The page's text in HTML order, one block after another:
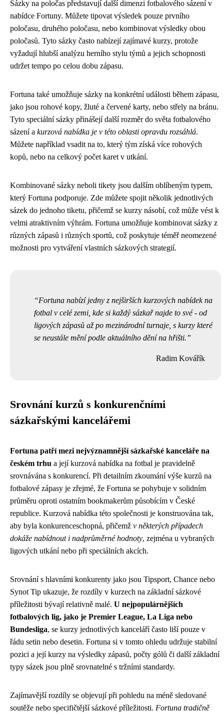
Sázky na poločas představují další dimenzi fotbalového sázení v
nabídce Fortuny. Můžete tipovat výsledek pouze prvního
poločasu, druhého poločasu, nebo kombinovat výsledky obou
poločasů. Tyto sázky často nabízejí zajímavé kurzy, protože
vyžadují hlubší analýzu herního stylu týmů a jejich schopnosti
udržet tempo po celou dobu zápasu.
Fortuna také umožňuje sázky na konkrétní události během zápasu,
jako jsou rohové kopy, žluté a červené karty, nebo střely na bránu.
Tyto speciální sázky přinášejí další rozměr do světa fotbalového
sázení a kurzová nabídka je v této oblasti opravdu rozsáhlá.
Můžete například vsadit na to, který tým získá více rohových
kopů, nebo na celkový počet karet v utkání.
Kombinované sázky neboli tikety jsou dalším oblíbeným typem,
který Fortuna podporuje. Zde můžete spojit několik jednotlivých
sázek do jednoho tiketu, přičemž se kurzy násobí, což může vést k
velmi atraktivním výhrám. Fortuna umožňuje kombinovat sázky z
různých zápasů i různých sportů, což poskytuje téměř neomezené
možnosti pro vytváření vlastních sázkových strategií.
Fortuna nabízí jedny z nejširších kurzových nabídek na
fotbal v celé zemi, kde si každý sázkař najde to své - od
ligových zápasů až po mezinárodní turnaje, s kurzy které
se neustále mění podle aktuálního dění na hřišti.
Radim Kovářík
Srovnání kurzů s konkurenčními
sázkařskými kancelářemi
Fortuna patří mezi nejvýznamnější sázkařské kanceláře na
českém trhu a její kurzová nabídka na fotbal je pravidelně
srovnávána s konkurencí. Při detailním zkoumání výše kurzů na
fotbalové zápasy je zřejmé, že Fortuna se pohybuje v solidním
průměru oproti ostatním bookmakerům působícím v České
republice. Kurzová nabídka této společnosti je konstruována tak,
aby byla konkurenceschopná, přičemž v některých případech
dokáže nabídnout i nadprůměrné hodnoty, zejména u vybraných
ligových utkání nebo při speciálních akcích.
Srovnání s hlavními konkurenty jako jsou Tipsport, Chance nebo
Synot Tip ukazuje, že rozdíly v kurzech na základní sázkové
příležitosti bývají relativně malé. U nejpopulárnějších
fotbalových lig, jako je Premier League, La Liga nebo
Bundesliga, se kurzy jednotlivých kanceláří často liší pouze v
řádu setin nebo desetin. Fortuna si v tomto ohledu udržuje stabilní
pozici a její kurzy na výsledky zápasů, počty gólů či další základní
typy sázek jsou plně srovnatelné s tržními standardy.
Zajímavější rozdíly se objevují při pohledu na méně sledované
soutěže nebo specifičtější sázkové příležitosti. Fortuna tradičně